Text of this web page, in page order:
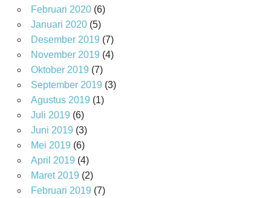
Februari 2020(6)
Januari 2020(5)
Desember 2019 (7)
November 2019 (4)
Oktober 2019 (7)
September 2019 (3)
Agustus 2019 (1)
Juli 2019 (6)
Juni 2019 (3)
Mei 2019 (6)
April 2019 (4)
Maret 2019 (2)
Februari 2019 (7)